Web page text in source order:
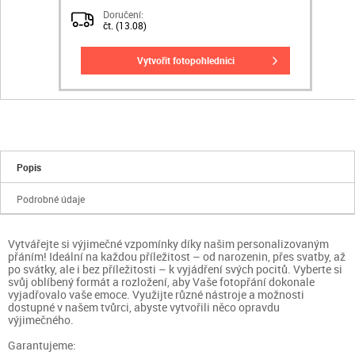
Doručení:
čt. (13.08)
vytvořit fotopohlednici
Popis
Podrobné údaje
Vytvářejte si výjimečné vzpomínky díky našim personalizovaným
přáním! Ideální na každou příležitost – od narozenin, přes svatby, až
po svátky, ale i bez příležitosti – k vyjádření svých pocitů. Vyberte si
svůj oblíbený formát a rozložení, aby Vaše fotopřání dokonale
vyjadřovalo vaše emoce. Využijte různé nástroje a možnosti
dostupné v našem tvůrci, abyste vytvořili něco opravdu
výjimečného.
Garantujeme: